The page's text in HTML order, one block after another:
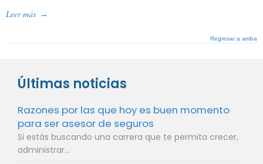
Leer más →
Regresar a arriba
Últimas noticias
Razones por las que hoy es buen momento
para ser asesor de seguros
Si estás buscando una carrera que te permita crecer,
administrar...